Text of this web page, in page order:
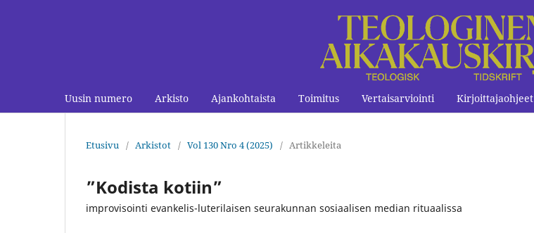
Uusin numero Arkisto Ajankohtaista Toimitus Vertaisarviointi Kirjoittajaohjeet
Etusivu / Arkistot / Vol 130 Nro 4 (2025) / Artikkeleita
”Kodista kotiin”
improvisointi evankelis-luterilaisen seurakunnan sosiaalisen median rituaalissa